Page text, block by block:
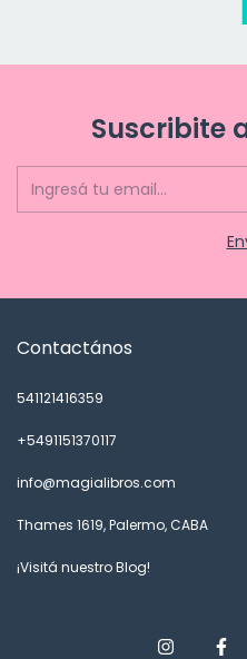
Suscribite
Contactános
541121416359
+5491151370117
info@magialibros.com
Thames 1619, Palermo, CABA
¡Visitá nuestro Blog!